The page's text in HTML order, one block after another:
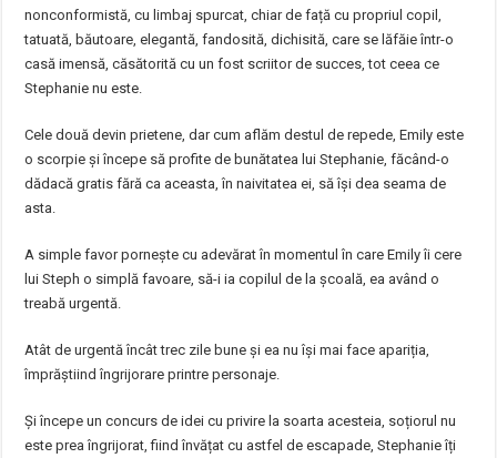
nonconformistă, cu limbaj spurcat, chiar de față cu propriul copil,
tatuată, băutoare, elegantă, fandosită, dichisită, care se lăfăie într-o
casă imensă, căsătorită cu un fost scriitor de succes, tot ceea ce
Stephanie nu este.
Cele două devin prietene, dar cum aflăm destul de repede, Emily este
o scorpie și începe să profite de bunătatea lui Stephanie, făcând-o
dădacă gratis fără ca aceasta, în naivitatea ei, să își dea seama de
asta.
A simple favor pornește cu adevărat în momentul în care Emily îi cere
lui Steph o simplă favoare, să-i ia copilul de la școală, ea având o
treabă urgentă.
Atât de urgentă încât trec zile bune și ea nu își mai face apariția,
împrăștiind îngrijorare printre personaje.
Și începe un concurs de idei cu privire la soarta acesteia, soțiorul nu
este prea îngrijorat, fiind învățat cu astfel de escapade, Stephanie îți